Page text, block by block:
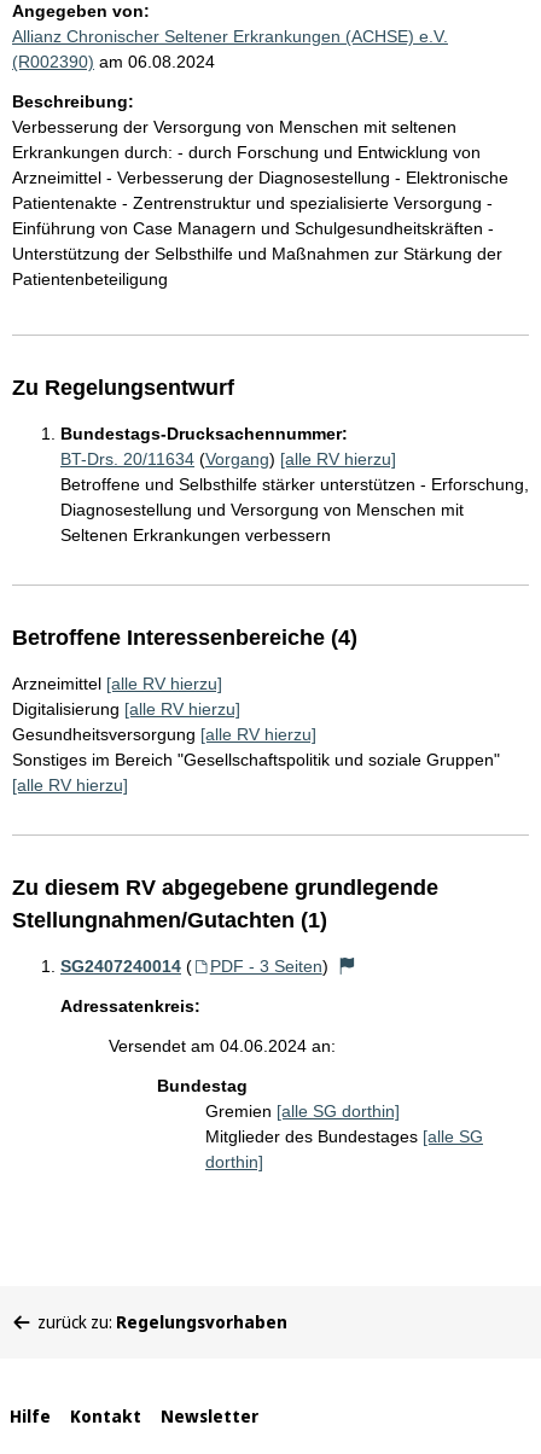
Angegeben von:
Allianz Chronischer Seltener Erkrankungen (ACHSE) e.V.
(R002390) am 06.08.2024
Beschreibung:
Verbesserung der Versorgung von Menschen mit seltenen
Erkrankungen durch: - durch Forschung und Entwicklung von
Arzneimittel - Verbesserung der Diagnosestellung - Elektronische
Patientenakte - Zentrenstruktur und spezialisierte Versorgung -
Einführung von Case Managern und Schulgesundheitskräften -
Unterstützung der Selbsthilfe und Maßnahmen zur Stärkung der
Patientenbeteiligung
Zu Regelungsentwurf
Bundestags-Drucksachennummer:
BT-Drs. 20/11634 (Vorgang) [alle RV hierzu]
Betroffene und Selbsthilfe stärker unterstützen - Erforschung,
Diagnosestellung und Versorgung von Menschen mit
Seltenen Erkrankungen verbessern
Betroffene Interessenbereiche (4)
Arzneimittel [alle RV hierzu]
Digitalisierung [alle RV hierzu]
Gesundheitsversorgung [alle RV hierzu]
Sonstiges im Bereich "Gesellschaftspolitik und soziale Gruppen"
[alle RV hierzu]
Zu diesem RV abgegebene grundlegende
Stellungnahmen/Gutachten (1)
SG2407240014 ( PDF - 3 Seiten)
Adressatenkreis:
Versendet am 04.06.2024 an:
Bundestag
Gremien [alle SG dorthin]
Mitglieder des Bundestages [alle SG
dorthin]
befinden
zurück zu: Regelungsvorhaben
Interne
Hilfe Kontakt Newsletter